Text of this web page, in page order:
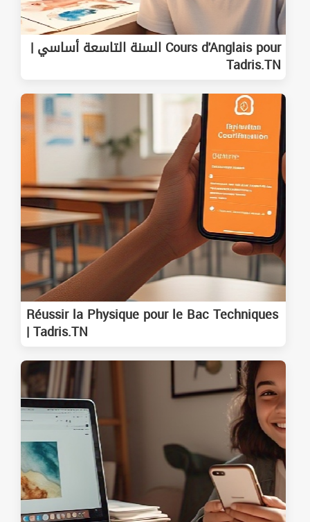
Cours d'Anglais pour السنة التاسعة أساسي |
Tadris.TN
Réussir la Physique pour le Bac Techniques
| Tadris.TN